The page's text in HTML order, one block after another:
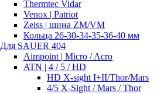
Thermtec Vidar
Venox | Patriot
Zeiss | шина ZM/VM
Кольца 26-30-34-35-36-40 мм
Для SAUER 404
Aimpoint | Micro / Acro
ATN | 4 / 5 / HD
HD X-sight I+II/Thor/Mars
4/5 X-Sight / Mars / Thor